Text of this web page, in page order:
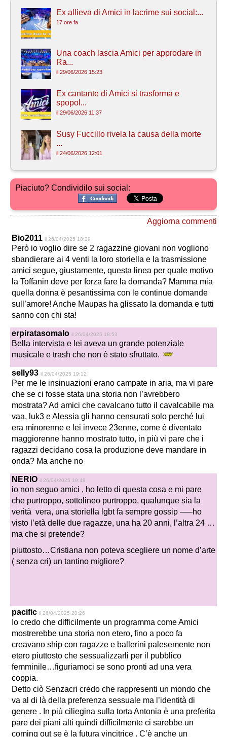
Ex allieva di Amici in lacrime sui social:...
17 ore fa
Una coach lascia Amici per approdare in
Ra...
il 29/06/2026 15:23
Ex cantante di Amici si trasforma e
spopol...
il 29/06/2026 11:37
Susy Fuccillo rivela la causa della morte
...
il 24/06/2026 12:01
Piaciuto? Condividilo sui social:
Aggiorna commenti
Bio2011 il 26/04/2025 18:29
Però io voglio dire se 2 ragazzine giovani non vogliono
sbandierare ai 4 venti la loro storiella e la trasmissione
amici segue, giustamente, questa linea per quale motivo
la Toffanin deve per forza fare la domanda? Mamma mia
quella donna è pesantissima con le continue domande
sull’amore! Anche Maupas ha glissato la domanda e tutti
sanno con chi sta!
erpiratasomalo il 26/04/2025 18:53
Bella intervista e lei aveva un grande potenziale
musicale e trash che non è stato sfruttato.
selly93 il 26/04/2025 19:12
Per me le insinuazioni erano campate in aria, ma vi pare
che se ci fosse stata una storia non l’avrebbero
mostrata? Ad amici che cavalcano tutto il cavalcabile ma
vaa, luk3 e Alessia gli hanno censurati solo perché lui
era minorenne e lei invece 23enne, come è diventato
maggiorenne hanno mostrato tutto, in più vi pare che i
ragazzi decidano cosa la produzione deve mandare in
onda? Ma anche no
NERIO il 26/04/2025 19:48
io non seguo amici , ho letto di questa cosa e mi pare
che purtroppo, sottolineo purtroppo, qualunque sia la
verità vera, una storiella lgbt fa sempre gossip —–ho
visto l’età delle due ragazze, una ha 20 anni, l’altra 24 …
ma che si pretende?
piuttosto…Cristiana non poteva scegliere un nome d’arte
( senza cri) un tantino migliore?
pacific il 26/04/2025 20:26
Io credo che difficilmente un programma come Amici
mostrerebbe una storia non etero, fino a poco fa
creavano ship con ragazze e ballerini palesemente non
etero piuttosto che sessualizzarli per il pubblico
femminile…figuriamoci se sono pronti ad una vera
coppia.
Detto ciò Senzacri credo che rappresenti un mondo che
va al di là della preferenza sessuale ma l’identità di
genere . In più ciliegina sulla torta Antonia è una preferita
pare dei piani alti quindi difficilmente ci sarebbe un
coming out se è la futura vincitrice . C’è anche un